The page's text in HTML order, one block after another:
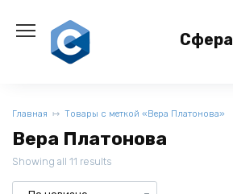
содержанию
Сфера
Главная Товары с меткой «Вера Платонова»
Вера Платонова
Showing all 11 results